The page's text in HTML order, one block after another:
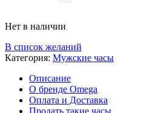
Нет в наличии
В список желаний
Категория: Мужские часы
Описание
О бренде Omega
Оплата и Доставка
Продать такие часы